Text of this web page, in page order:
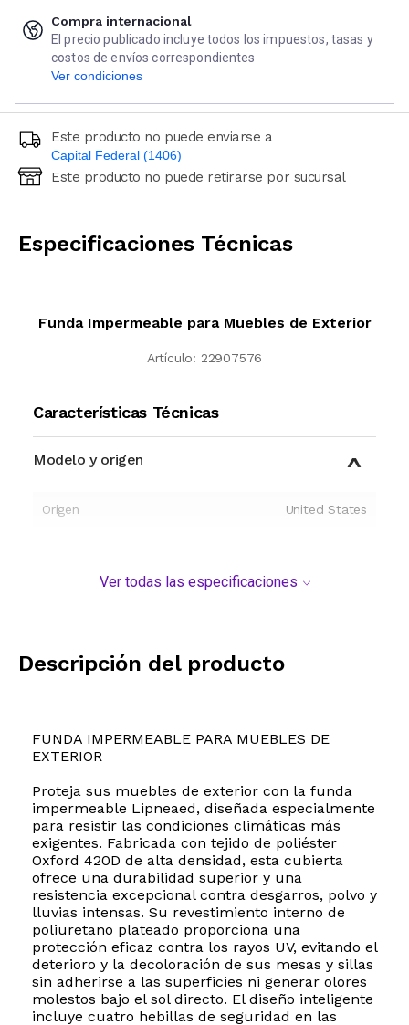
Compra internacional
El precio publicado incluye todos los impuestos, tasas y
costos de envíos correspondientes
Ver condiciones
Este producto no puede enviarse a
Capital Federal (1406)
Ingresá código postal (sólo números)
Este producto no puede retirarse por sucursal
Especificaciones Técnicas
Funda Impermeable para Muebles de Exterior
Artículo: 22907576
Características Técnicas
Modelo y origen
Origen United States
Ver todas las especificaciones
Descripción del producto
FUNDA IMPERMEABLE PARA MUEBLES DE
EXTERIOR
Proteja sus muebles de exterior con la funda
impermeable Lipneaed, diseñada especialmente
para resistir las condiciones climáticas más
exigentes. Fabricada con tejido de poliéster
Oxford 420D de alta densidad, esta cubierta
ofrece una durabilidad superior y una
resistencia excepcional contra desgarros, polvo y
lluvias intensas. Su revestimiento interno de
poliuretano plateado proporciona una
protección eficaz contra los rayos UV, evitando el
deterioro y la decoloración de sus mesas y sillas
sin adherirse a las superficies ni generar olores
molestos bajo el sol directo. El diseño inteligente
incluye cuatro hebillas de seguridad en las